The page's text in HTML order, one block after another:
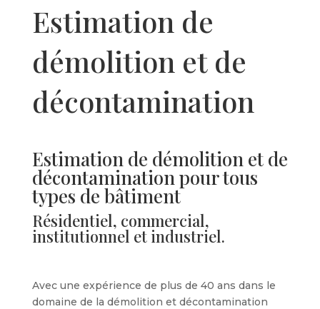
Estimation de
démolition et de
décontamination
Estimation de démolition et de
décontamination pour tous
types de bâtiment
Résidentiel, commercial,
institutionnel et industriel.
Avec une expérience de plus de 40 ans dans le
domaine de la démolition et décontamination